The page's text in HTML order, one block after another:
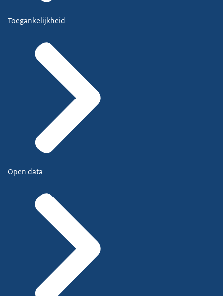
Toegankelijkheid
Open data